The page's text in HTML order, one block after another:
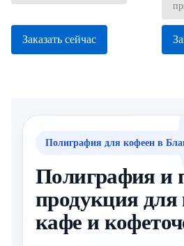
Заказать сейчас
Полиграфия для кофеен в
Полиграфия и
продукция для
кафе и